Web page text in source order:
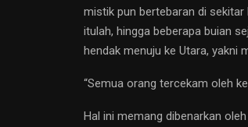
mistik pun bertebaran di sekitar
itulah, hingga beberapa buian
hendak menuju ke Utara, yakni
“Semua orang tercekam oleh
Hal ini memang dibenarkan